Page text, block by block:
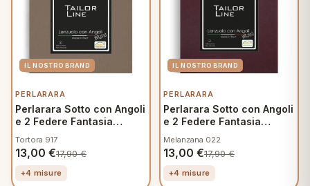
per cuscini
in fibra
in piuma d'oca
in piuma
Tappeti Cartoons
Trapuntini Cartoons
PERLARARA
Perlarara Sotto con Angoli
e 2 Federe Fantasia
Tortora 917
13,00 €17,90€
+4 misure
PERLARARA
Perlarara Sotto con Angoli
e 2 Federe Fantasia
Melanzana 022
13,00 €17,90€
+4 misure